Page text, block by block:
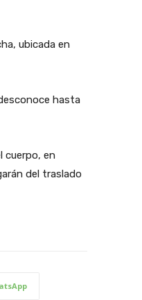
ubicada en
hasta
cuerpo, en
del traslado